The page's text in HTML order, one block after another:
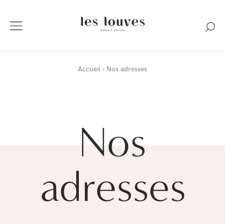
Accueil Nos adresses
Nos
adresses